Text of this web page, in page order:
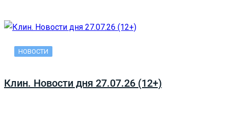
НОВОСТИ
Клин. Новости дня 27.07.26 (12+)